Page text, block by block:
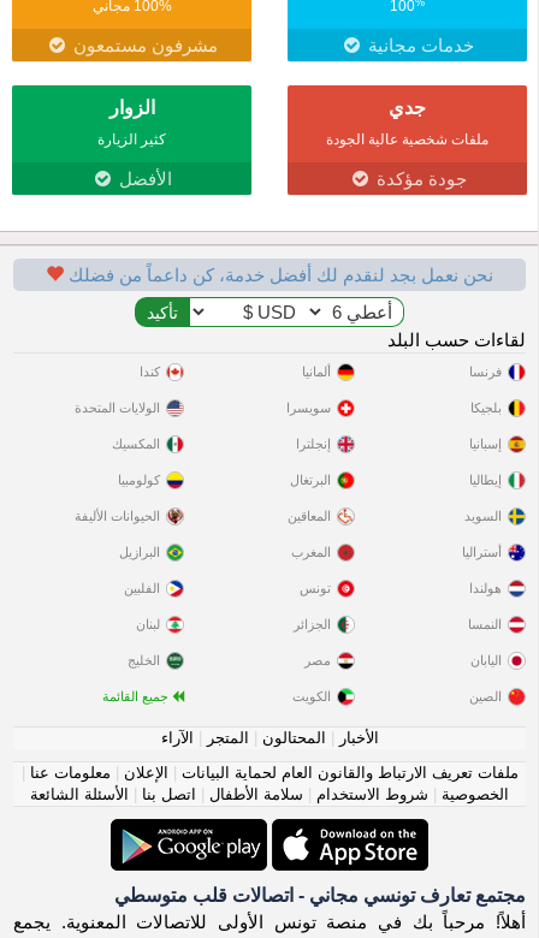
100
خدمات مجانية
100% مجاني
مشرفون مستمعون
جدي
ملفات شخصية عالية الجودة
جودة مؤكدة
الزوار
كثير الزيارة
الأفضل
نحن نعمل بجد لنقدم لك أفضل خدمة، كن داعماً من فضلك
لقاءات حسب البلد
فرنسا
بلجيكا
إسبانيا
إيطاليا
السويد
ألمانيا
سويسرا
إنجلترا
البرتغال
المعاقين
كندا
الولايات المتحدة
المكسيك
كولومبيا
الحيوانات الأليفة
أستراليا
هولندا
النمسا
اليابان
الصين
المغرب
تونس
الجزائر
مصر
الكويت
البرازيل
الفلبين
لبنان
الخليج
جميع القائمة
الأخبار المحتالون المتجر
الآراء
ملفات تعريف الارتباط والقانون العام لحماية البيانات
الإعلان معلومات عنا
الخصوصية
شروط الاستخدام سلامة الأطفال اتصل بنا الأسئلة الشائعة
مجتمع تعارف تونسي مجاني - اتصالات قلب متوسطي
أهلاً! مرحباً بك في منصة تونس الأولى للاتصالات المعنوية. يجمع